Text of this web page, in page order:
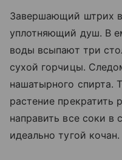
Завершающий штрих
уплотняющий душ. В
воды всыпают три
сухой горчицы.
нашатырного спирта.
растение прекратить
направить все соки в
идеально тугой кочан.